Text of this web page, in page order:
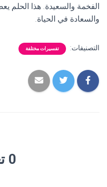
الفخمة والسعيدة. هذا الحلم
والسعادة في الحياة.
التصنيفات: تفسيرات مختلفة
0 تعليق